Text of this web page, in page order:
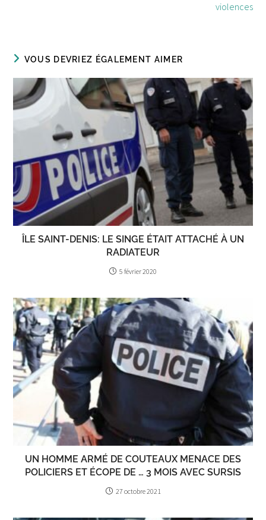
violences
VOUS DEVRIEZ ÉGALEMENT AIMER
ÎLE SAINT-DENIS: LE SINGE ÉTAIT ATTACHÉ À UN
RADIATEUR
5 février 2020
UN HOMME ARMÉ DE COUTEAUX MENACE DES
POLICIERS ET ÉCOPE DE … 3 MOIS AVEC SURSIS
27 octobre 2021